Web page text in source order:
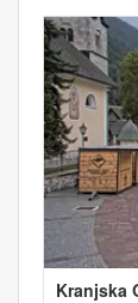
Kranjska